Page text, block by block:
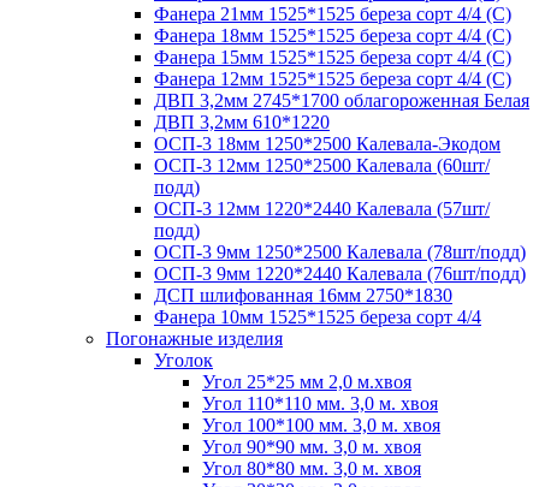
Фанера 21мм 1525*1525 береза сорт 4/4 (С)
Фанера 18мм 1525*1525 береза сорт 4/4 (С)
Фанера 15мм 1525*1525 береза сорт 4/4 (С)
Фанера 12мм 1525*1525 береза сорт 4/4 (С)
ДВП 3,2мм 2745*1700 облагороженная Белая
ДВП 3,2мм 610*1220
ОСП-3 18мм 1250*2500 Калевала-Экодом
ОСП-3 12мм 1250*2500 Калевала (60шт/
подд)
ОСП-3 12мм 1220*2440 Калевала (57шт/
подд)
ОСП-3 9мм 1250*2500 Калевала (78шт/подд)
ОСП-3 9мм 1220*2440 Калевала (76шт/подд)
ДСП шлифованная 16мм 2750*1830
Фанера 10мм 1525*1525 береза сорт 4/4
Погонажные изделия
Уголок
Угол 25*25 мм 2,0 м.хвоя
Угол 110*110 мм. 3,0 м. хвоя
Угол 100*100 мм. 3,0 м. хвоя
Угол 90*90 мм. 3,0 м. хвоя
Угол 80*80 мм. 3,0 м. хвоя